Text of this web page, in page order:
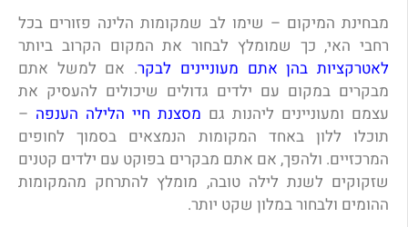
מבחינת המיקום – שימו לב שמקומות הלינה פזורים בכל
רחבי האי, כך שמומלץ לבחור את המקום הקרוב ביותר
לאטרקציות בהן אתם מעוניינים לבקר. אם למשל אתם
מבקרים במקום עם ילדים גדולים שיכולים להעסיק את
עצמם ומעוניינים ליהנות גם מסצנת חיי הלילה הענפה –
תוכלו ללון באחד המקומות הנמצאים בסמוך לחופים
המרכזיים. ולהפך, אם אתם מבקרים בפוקט עם ילדים קטנים
שזקוקים לשנת לילה טובה, מומלץ להתרחק מהמקומות
ההומים ולבחור במלון שקט יותר.